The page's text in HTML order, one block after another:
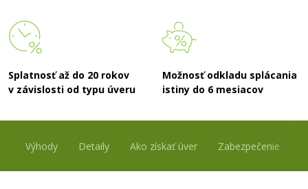
Splatnosť až do 20 rokov
v závislosti od typu úveru
Možnosť odkladu splácania
istiny do 6 mesiacov
Výhody Detaily Ako získať úver Zabezpečenie